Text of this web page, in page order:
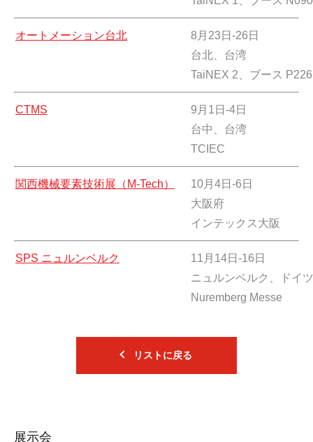
オートメーション台北
8月23日-26日
台北、台湾
TaiNEX 2、ブース P226
CTMS
9月1日-4日
台中、台湾
TCIEC
関西機械要素技術展（M-Tech）
10月4日-6日
大阪府
インテックス大阪
SPS ニュルンベルク
11月14日-16日
ニュルンベルク、ドイツ
Nuremberg Messe
リストに戻る
展示会